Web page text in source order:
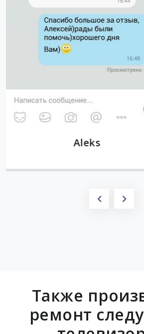
Также
ремонт